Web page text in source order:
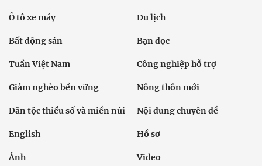
Ô tô xe máy Du lịch
Bất động sản Bạn đọc
Tuần Việt Nam Công nghiệp hỗ trợ
Giảm nghèo bền vững Nông thôn mới
Dân tộc thiểu số và miền núi Nội dung chuyên đề
English Hồ sơ
Ảnh Video